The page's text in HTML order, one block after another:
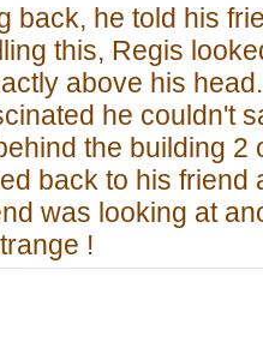
back, he told his
this, Regis
above his
he couldn't
the building 2
back to his friend
was looking at
!